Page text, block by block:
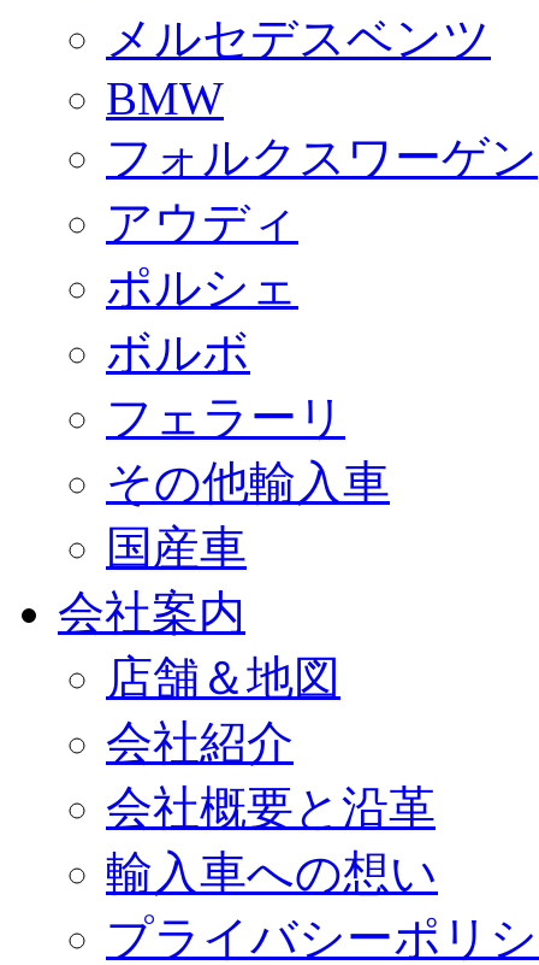
メルセデスベンツ
BMW
フォルクスワーゲン
アウディ
ポルシェ
ボルボ
フェラーリ
その他輸入車
国産車
会社案内
店舗＆地図
会社紹介
会社概要と沿革
輸入車への想い
プライバシーポリ